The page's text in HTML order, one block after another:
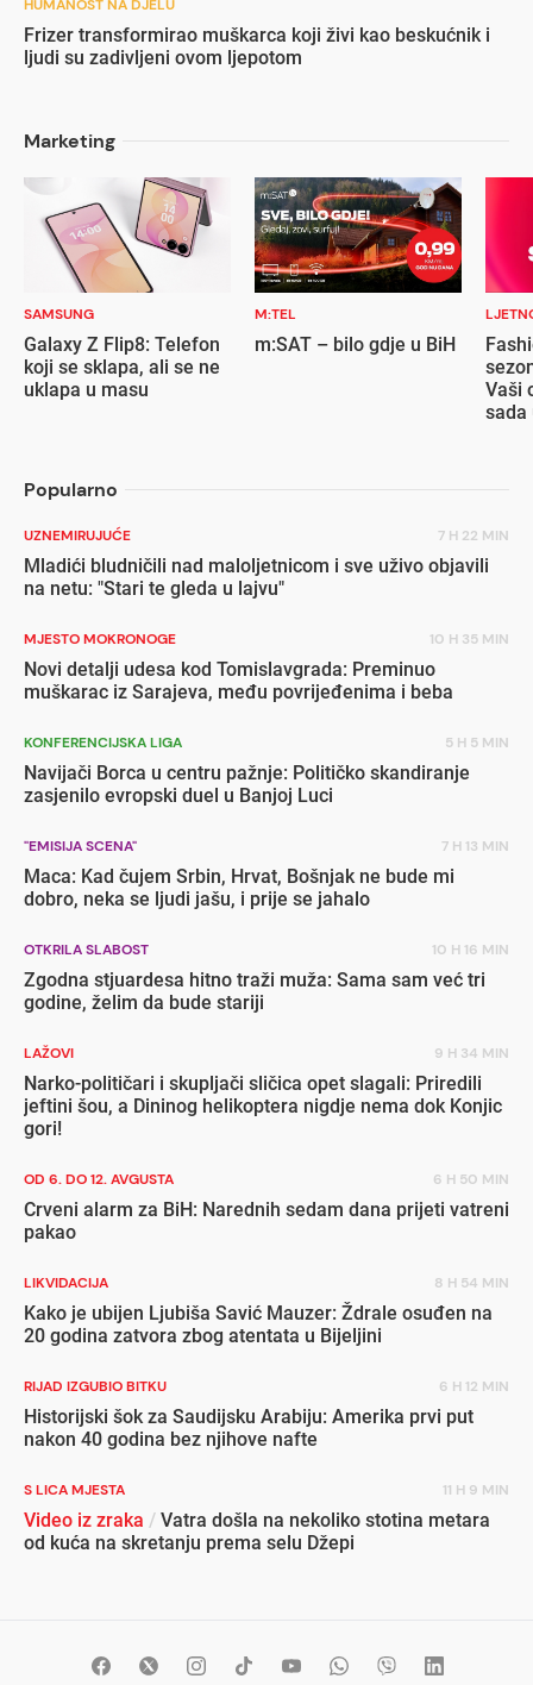
HUMANOST NA DJELU
Frizer transformirao muškarca koji živi kao beskućnik i
ljudi su zadivljeni ovom ljepotom
Marketing
SAMSUNG
Galaxy Z Flip8: Telefon
koji se sklapa, ali se ne
uklapa u masu
M:TEL
m:SAT – bilo gdje u BiH
Vaši
sada
Popularno
UZNEMIRUJUĆE 7 H 22 MIN
Mladići bludničili nad maloljetnicom i sve uživo objavili
na netu: "Stari te gleda u lajvu"
MJESTO MOKRONOGE 10 H 35 MIN
Novi detalji udesa kod Tomislavgrada: Preminuo
muškarac iz Sarajeva, među povrijeđenima i beba
KONFERENCIJSKA LIGA 5 H 5 MIN
Navijači Borca u centru pažnje: Političko skandiranje
zasjenilo evropski duel u Banjoj Luci
"EMISIJA SCENA" 7 H 13 MIN
Maca: Kad čujem Srbin, Hrvat, Bošnjak ne bude mi
dobro, neka se ljudi jašu, i prije se jahalo
OTKRILA SLABOST 10 H 16 MIN
Zgodna stjuardesa hitno traži muža: Sama sam već tri
godine, želim da bude stariji
LAŽOVI 9 H 34 MIN
Narko-političari i skupljači sličica opet slagali: Priredili
jeftini šou, a Dininog helikoptera nigdje nema dok Konjic
gori!
OD 6. DO 12. AVGUSTA 6 H 50 MIN
Crveni alarm za BiH: Narednih sedam dana prijeti vatreni
pakao
LIKVIDACIJA 8 H 54 MIN
Kako je ubijen Ljubiša Savić Mauzer: Ždrale osuđen na
20 godina zatvora zbog atentata u Bijeljini
RIJAD IZGUBIO BITKU 6 H 12 MIN
Historijski šok za Saudijsku Arabiju: Amerika prvi put
nakon 40 godina bez njihove nafte
S LICA MJESTA 11 H 9 MIN
Video iz zraka / Vatra došla na nekoliko stotina metara
od kuća na skretanju prema selu Džepi